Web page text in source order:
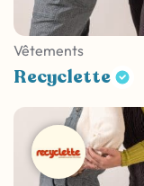
Vêtements
Recyclette